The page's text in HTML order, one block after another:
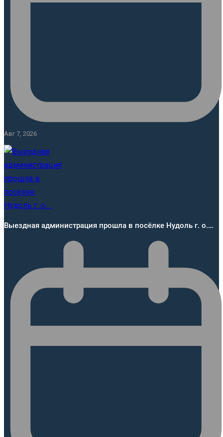
Авг 7, 2026
Выездная администрация прошла в посёлке Нудоль г. о.…